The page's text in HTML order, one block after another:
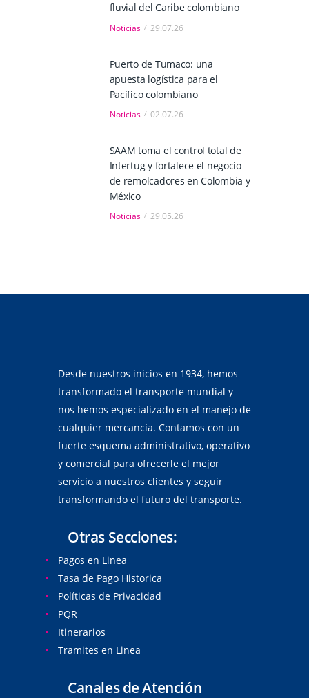
fluvial del Caribe colombiano
Noticias 29.07.26
Puerto de Tumaco: una
apuesta logística para el
Pacífico colombiano
Noticias 02.07.26
SAAM toma el control total de
Intertug y fortalece el negocio
de remolcadores en Colombia y
México
Noticias 29.05.26
Desde nuestros inicios en 1934, hemos
transformado el transporte mundial y
nos hemos especializado en el manejo de
cualquier mercancía. Contamos con un
fuerte esquema administrativo, operativo
y comercial para ofrecerle el mejor
servicio a nuestros clientes y seguir
transformando el futuro del transporte.
Otras Secciones:
Pagos en Linea
Tasa de Pago Historica
Políticas de Privacidad
PQR
Itinerarios
Tramites en Linea
Canales de Atención